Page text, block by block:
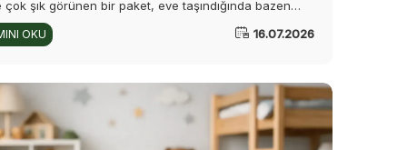
çok şık görünen bir paket, eve taşındığında bazen
bazen de eksik olabiliyor. Doğru seçim,
çok parça almak değil; ihtiyaç seçenekleri alanları stil,
OKU 16.07.2026